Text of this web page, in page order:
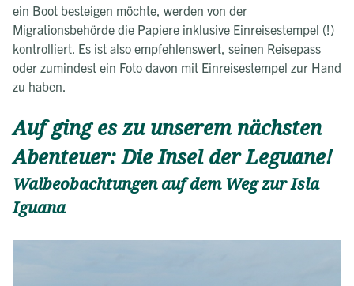
ein Boot besteigen möchte, werden von der
Migrationsbehörde die Papiere inklusive Einreisestempel (!)
kontrolliert. Es ist also empfehlenswert, seinen Reisepass
oder zumindest ein Foto davon mit Einreisestempel zur Hand
zu haben.
Auf ging es zu unserem nächsten
Abenteuer: Die Insel der Leguane!
Walbeobachtungen auf dem Weg zur Isla
Iguana